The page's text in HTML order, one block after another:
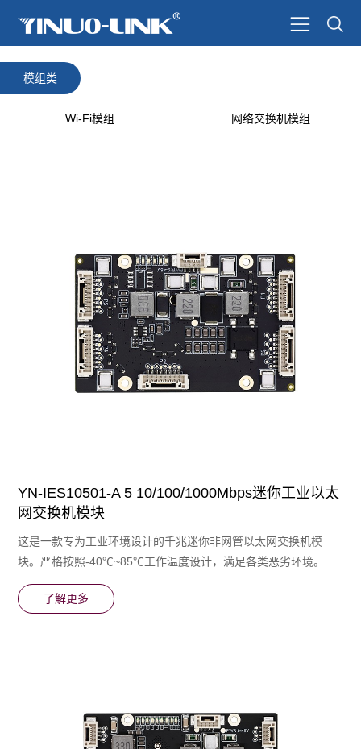
模组类
Wi-Fi模组 网络交换机模组
YN-IES10501-A 5 10/100/1000Mbps迷你工业以太
网交换机模块
这是一款专为⼯业环境设计的千兆迷你非网管以太网交换机模
块。严格按照-40℃~85℃⼯作温度设计，满⾜各类恶劣环境。
了解更多